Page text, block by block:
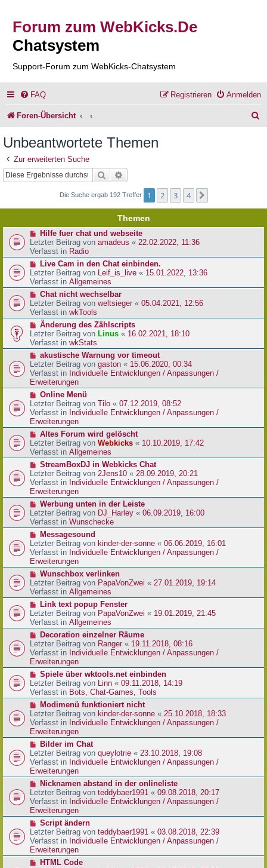
Forum zum WebKicks.De
Chatsystem
Support-Forum zum WebKicks-Chatsystem
FAQ Anmelden
Registrieren
Foren-Übersicht
Unbeantwortete Themen
Zur erweiterten Suche
Suche
Die Suche ergab 192 Treffer 1 2 3 4
Themen
N
e
u
e
r
B
e
t
r
a
g
Hilfe fuer chat und webseite
Letzter Beitrag von amadeus « 22.02.2022, 11:36
Verfasst in Radio
N
e
u
e
r
B
e
t
r
a
g
Live Cam in den Chat einbinden.
Letzter Beitrag von Leif_is_live « 15.01.2022, 13:36
Verfasst in Allgemeines
N
e
u
e
r
B
e
t
r
a
g
Chat nicht wechselbar
Letzter Beitrag von weltsieger « 05.04.2021, 12:56
Verfasst in wkTools
N
e
u
e
r
B
e
i
r
a
g
Änderung des Zählscripts
Letzter Beitrag von Linus « 16.02.2021, 18:10
Verfasst in wkStats
N
e
u
e
r
B
e
i
t
a
g
akustische Warnung vor timeout
Letzter Beitrag von gaston « 15.06.2020, 00:34
Verfasst in Individuelle Entwicklungen / Anpassungen /
Erweiterungen
N
e
u
e
r
B
e
i
r
a
g
Online Menü
Letzter Beitrag von Tilo « 07.12.2019, 08:52
Verfasst in Individuelle Entwicklungen / Anpassungen /
Erweiterungen
N
e
u
e
r
B
e
i
r
a
g
Altes Forum wird gelöscht
Letzter Beitrag von Webkicks « 10.10.2019, 17:42
Verfasst in Allgemeines
N
e
u
e
r
B
e
i
r
a
g
StreamBoxDJ in Webkicks Chat
Letzter Beitrag von 2Jens10 « 28.09.2019, 20:21
Verfasst in Individuelle Entwicklungen / Anpassungen /
Erweiterungen
N
e
u
e
r
B
e
i
r
a
g
Werbung unten in der Leiste
Letzter Beitrag von DJ_Harley « 06.09.2019, 16:00
Verfasst in Wunschecke
N
e
u
e
r
B
e
i
r
a
g
Messagesound
Letzter Beitrag von kinder-der-sonne « 06.06.2019, 16:01
Verfasst in Individuelle Entwicklungen / Anpassungen /
Erweiterungen
N
e
u
e
r
B
e
t
r
a
g
Wunschbox verlinken
Letzter Beitrag von PapaVonZwei « 27.01.2019, 19:14
Verfasst in Allgemeines
N
e
u
e
r
B
e
i
r
a
g
Link text popup Fenster
Letzter Beitrag von PapaVonZwei « 19.01.2019, 21:45
Verfasst in Allgemeines
N
e
u
e
r
B
e
i
r
a
g
Decoration einzelner Räume
Letzter Beitrag von Ranger « 19.11.2018, 08:16
Verfasst in Individuelle Entwicklungen / Anpassungen /
Erweiterungen
N
e
u
e
r
B
e
i
r
a
g
Spiele über wktools.net einbinden
Letzter Beitrag von Linn « 09.11.2018, 14:19
Verfasst in Bots, Chat-Games, Tools
N
e
u
e
r
B
e
i
t
a
g
Modimenü funktioniert nicht
Letzter Beitrag von kinder-der-sonne « 25.10.2018, 18:33
Verfasst in Individuelle Entwicklungen / Anpassungen /
Erweiterungen
N
e
u
e
r
B
e
i
t
a
g
Bilder im Chat
Letzter Beitrag von queylotrie « 23.10.2018, 19:08
Verfasst in Individuelle Entwicklungen / Anpassungen /
Erweiterungen
N
e
u
e
r
B
e
i
t
Nicknamen abstand in der onlineliste
Letzter Beitrag von teddybaer1991 « 09.08.2018, 20:17
Verfasst in Individuelle Entwicklungen / Anpassungen /
Erweiterungen
N
e
u
e
r
Script ändern
Letzter Beitrag von teddybaer1991 « 03.08.2018, 22:39
Verfasst in Individuelle Entwicklungen / Anpassungen /
Erweiterungen
NHTML Code